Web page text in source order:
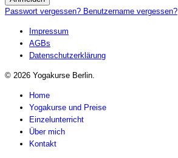
Passwort vergessen? Benutzername vergessen?
Impressum
AGBs
Datenschutzerklärung
© 2026 Yogakurse Berlin.
Home
Yogakurse und Preise
Einzelunterricht
Über mich
Kontakt